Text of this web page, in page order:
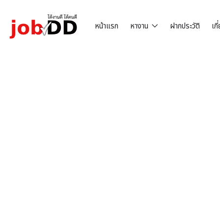
หน้าแรก หางาน ฝากประวัติ เ